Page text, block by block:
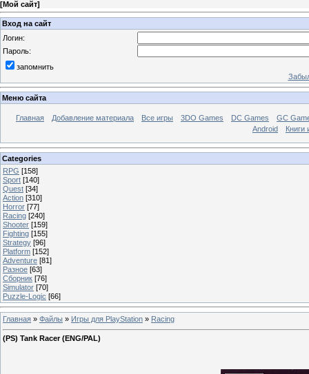
[Мой сайт]
Вход на сайт
Логин:
Пароль:
запомнить
Меню сайта
Главная Добавление материала Все игры 3DO Games DC Games
GC
Android
Книги
Categories
RPG [158]
Sport [140]
Quest [34]
Action [310]
Horror [77]
Racing [240]
Shooter [159]
Fighting [155]
Strategy [96]
Platform [152]
Adventure [81]
Разное [63]
Сборник [76]
Simulator [70]
Puzzle-Logic [66]
Главная » Файлы » Игры для PlayStation » Racing
(PS) Tank Racer (ENG/PAL)